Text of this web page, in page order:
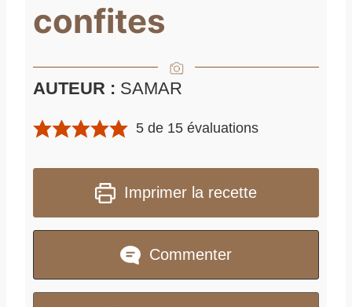
confites
AUTEUR : SAMAR
5 de 15 évaluations
Imprimer la recette
Commenter